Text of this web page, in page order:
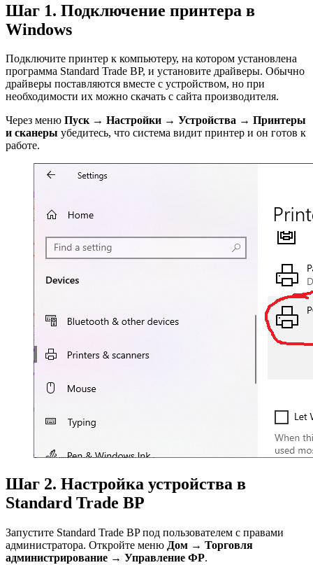
Шаг 1. Подключение принтера в
Windows
Подключите принтер к компьютеру, на котором установлена
программа Standard Trade BP, и установите драйверы. Обычно
драйверы поставляются вместе с устройством, но при
необходимости их можно скачать с сайта производителя.
Через меню Пуск → Настройки → Устройства → Принтеры
и сканеры убедитесь, что система видит принтер и он готов к
работе.
Шаг 2. Настройка устройства в
Standard Trade BP
Запустите Standard Trade BP под пользователем с правами
администратора. Откройте меню Дом → Торговля
администрирование → Управление ФР.